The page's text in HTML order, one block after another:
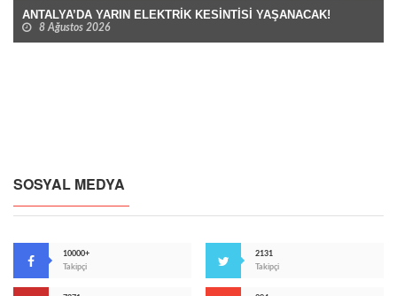
ANTALYA’DA YARIN ELEKTRİK KESİNTİSİ YAŞANACAK!
8 Ağustos 2026
SOSYAL MEDYA
10000+
Takipçi
2131
Takipçi